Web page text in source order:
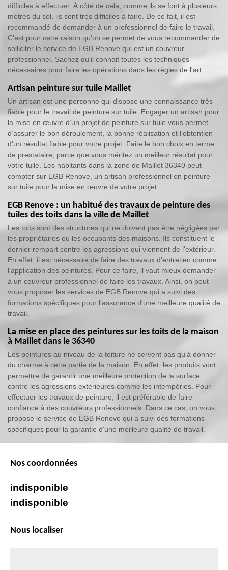
difficiles à effectuer. À côté de cela, comme ils se font à plusieurs
mètres du sol, ils sont très difficiles à faire. De ce fait, il est
recommandé de demander à un professionnel de faire le travail.
C'est pour cette raison qu'on se permet de vous recommander de
solliciter le service de EGB Renove qui est un couvreur
professionnel. Sachez qu'il connait toutes les techniques
nécessaires pour faire les opérations dans les règles de l'art.
Artisan peinture sur tuile Maillet
Un artisan est une personne qui dispose une connaissance très
fiable pour le travail de peinture sur tuile. Engager un artisan pour
la mise en œuvre d’un projet de peinture sur tuile vous permet
d’assurer le bon déroulement, la bonne réalisation et l’obtention
d’un résultat fiable pour votre projet. Faite le bon choix en terme
de prestataire, parce que vous méritez un meilleur résultat pour
votre tuile. Les habitants dans la zone de Maillet 36340 peut
compter sur EGB Renove, un artisan professionnel en peinture
sur tuile pour la mise en œuvre de votre projet.
EGB Renove : un habitué des travaux de peinture des
tuiles des toits dans la ville de Maillet
Les toits sont des structures qui ne doivent pas être négligées par
les propriétaires ou les occupants des maisons. Ils constituent le
dernier rempart contre les agressions qui viennent de l'extérieur.
En effet, il est nécessaire de faire des travaux d'entretien comme
l'application des peintures. Pour ce faire, il vaut mieux demander
à un couvreur professionnel de faire les travaux. Ainsi, on peut
vous proposer les services de EGB Renove qui a suivi des
formations spécifiques pour l'assurance d'une meilleure qualité de
travail.
La mise en place des peintures sur les toits de la maison
à Maillet dans le 36340
Les peintures au niveau de la toiture ne servent pas qu'à donner
du charme à cette partie de la maison. En effet, les produits vont
permettre de garantir une meilleure protection de la surface
contre les agressions extérieures comme les intempéries. Pour
effectuer les travaux de peinture, il est préférable de faire
confiance à des couvreurs professionnels. Dans ce cas, on vous
propose le service de EGB Renove qui a suivi des formations
spécifiques pour la garantie d'une meilleure qualité de travail.
Nos coordonnées
indisponible
indisponible
Nous localiser